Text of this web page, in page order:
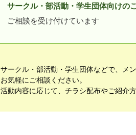
サークル・部活動・学生団体向けの
ご相談を受け付けています
サークル・部活動・学生団体などで、メ
お気軽にご相談ください。
活動内容に応じて、チラシ配布やご紹介